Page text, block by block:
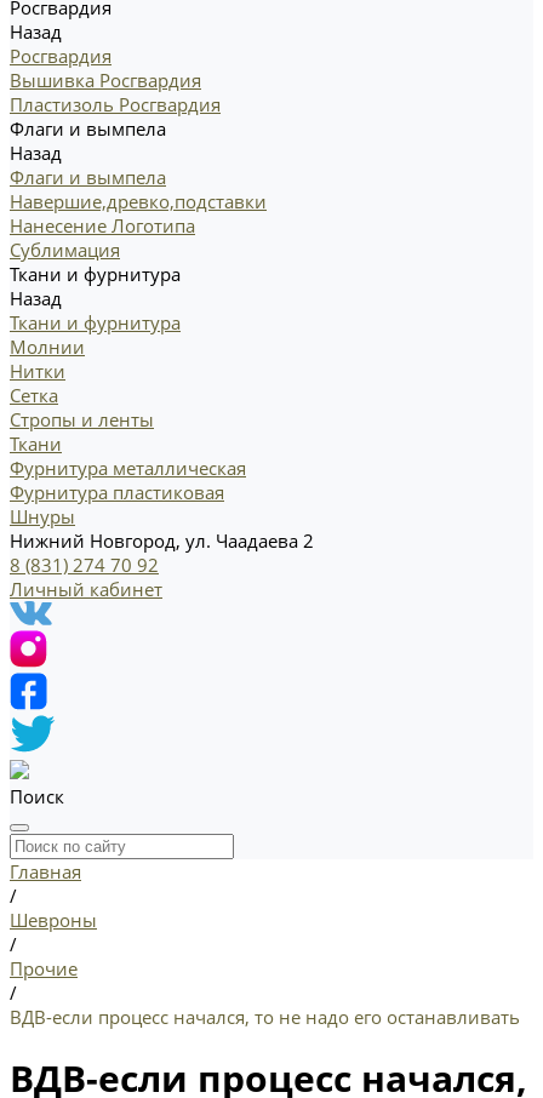
Росгвардия
Назад
Росгвардия
Вышивка Росгвардия
Пластизоль Росгвардия
Флаги и вымпела
Назад
Флаги и вымпела
Навершие,древко,подставки
Нанесение Логотипа
Сублимация
Ткани и фурнитура
Назад
Ткани и фурнитура
Молнии
Нитки
Сетка
Стропы и ленты
Ткани
Фурнитура металлическая
Фурнитура пластиковая
Шнуры
Нижний Новгород, ул. Чаадаева 2
8 (831) 274 70 92
Личный кабинет
Поиск
Главная
/
Шевроны
/
Прочие
/
ВДВ-если процесс начался, то не надо его останавливать
ВДВ-если процесс начался,